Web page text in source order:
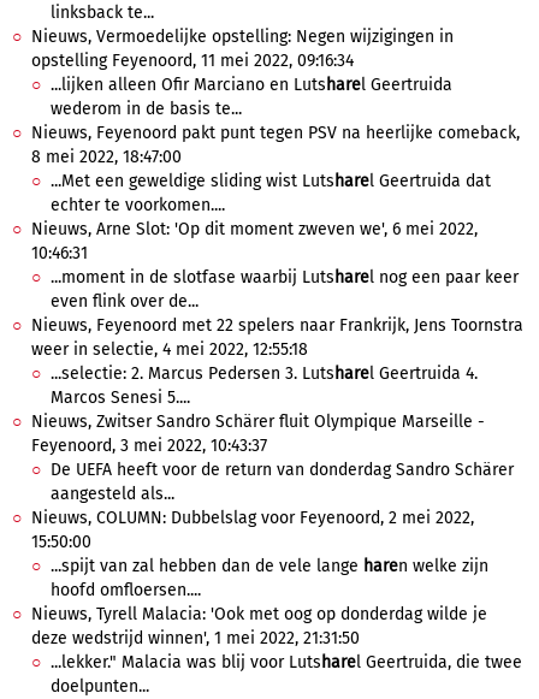
linksback te...
Nieuws, Vermoedelijke opstelling: Negen wijzigingen in
opstelling Feyenoord, 11 mei 2022, 09:16:34
...lijken alleen Ofir Marciano en Luts harel Geertruida
wederom in de basis te...
Nieuws, Feyenoord pakt punt tegen PSV na heerlijke comeback,
8 mei 2022, 18:47:00
...Met een geweldige sliding wist Luts harel Geertruida dat
echter te voorkomen....
Nieuws, Arne Slot: 'Op dit moment zweven we', 6 mei 2022,
10:46:31
...moment in de slotfase waarbij Luts harel nog een paar keer
even flink over de...
Nieuws, Feyenoord met 22 spelers naar Frankrijk, Jens Toornstra
weer in selectie, 4 mei 2022, 12:55:18
...selectie: 2. Marcus Pedersen 3. Luts harel Geertruida 4.
Marcos Senesi 5....
Nieuws, Zwitser Sandro Schärer fluit Olympique Marseille -
Feyenoord, 3 mei 2022, 10:43:37
De UEFA heeft voor de return van donderdag Sandro Schärer
aangesteld als...
Nieuws, COLUMN: Dubbelslag voor Feyenoord, 2 mei 2022,
15:50:00
...spijt van zal hebben dan de vele lange haren welke zijn
hoofd omfloersen....
Nieuws, Tyrell Malacia: 'Ook met oog op donderdag wilde je
deze wedstrijd winnen', 1 mei 2022, 21:31:50
...lekker." Malacia was blij voor Luts harel Geertruida, die twee
doelpunten...